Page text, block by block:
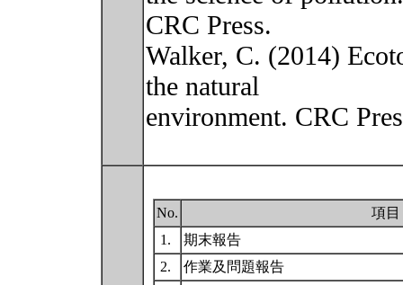
CRC Press.
Walker, C. (2014)
the natural
environment. CRC
No.
項目
1.
期末報告
2.
作業及問題報告